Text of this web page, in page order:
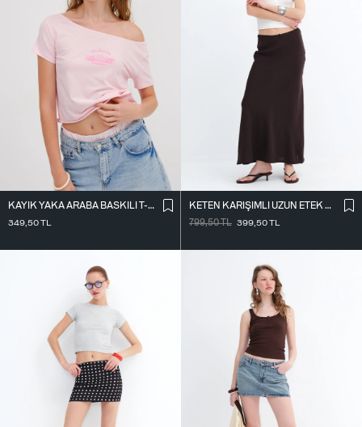
KAYIK YAKA ARABA BASKILI T-SHIRT P1802
349,50TL
KETEN KARIŞIMLI UZUN ETEK E18087
799,50TL 399,50TL